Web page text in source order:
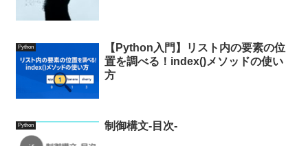
Python
【Python入門】リスト内の要素の位
置を調べる！index()メソッドの使い
方
Python 制御構文-目次-